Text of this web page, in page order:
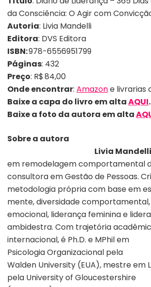
da Consciência: O Agir com
Autoria: Livia Mandelli
Editora: DVS Editora
ISBN:978-6556951799
Páginas: 432
Preço: R$ 84,00
Onde encontrar: Amazone livrarias
Baixe a capa do livro em altaAQUI.
Baixe a foto da autora em alta
Sobre a autora
Livia
em remodelagem comportamental
consultora em Gestão de Pessoas.
metodologia própria com base em
mente, diversidade comportamental,
emocional, liderança feminina e
ambidestra. Com trajetória
internacional, é Ph.D. e MPhil em
Psicologia Organizacional pela
Walden University (EUA), mestre em
pela University of Gloucestershire